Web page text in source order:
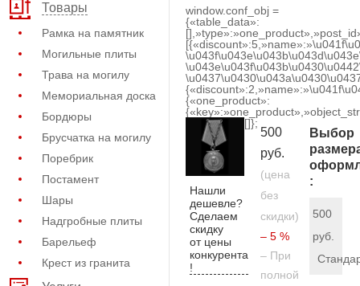
Товары
Рамка на памятник
Могильные плиты
Трава на могилу
Мемориальная доска
Бордюры
Брусчатка на могилу
Поребрик
Постамент
Шары
Надгробные плиты
Барельеф
Крест из гранита
window.conf_obj =
{«table_data»:
{«one_product»:
[]};
Нашли
дешевле?
Сделаем
скидку
от цены
конкурента
!
500
руб.
(цена
без
скидки)
– 5 %
– При
полной
Выбор
:
500
руб.